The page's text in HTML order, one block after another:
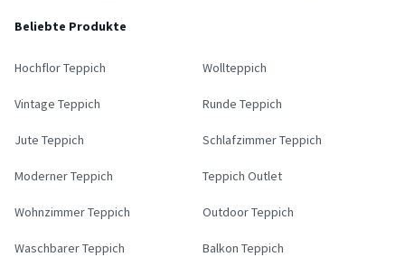
Beliebte Produkte
Hochflor Teppich Wollteppich
Vintage Teppich Runde Teppich
Jute Teppich Schlafzimmer Teppich
Moderner Teppich Teppich Outlet
Wohnzimmer Teppich Outdoor Teppich
Waschbarer Teppich Balkon Teppich